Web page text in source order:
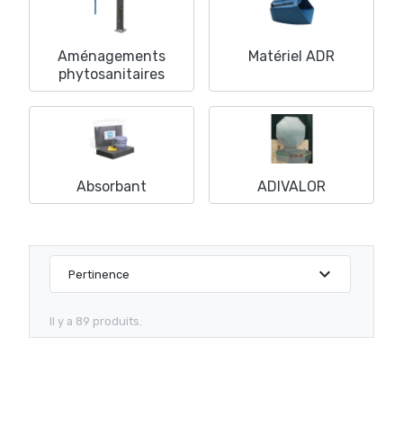
Aménagements
phytosanitaires
Matériel ADR
Absorbant ADIVALOR
Il y a 89 produits.
Pertinence expand_more